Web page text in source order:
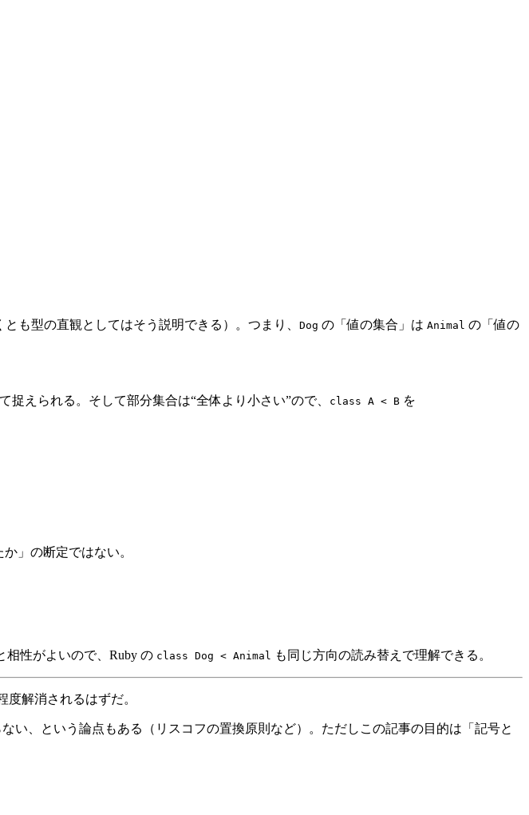
も型の直観としてはそう説明できる）。つまり、 Dog の「値の集合」は Animal の「値の
えられる。そして部分集合は“全体より小さい”ので、 class A < B を
か」の断定ではない。
相性がよいので、Ruby の class Dog < Animal も同じ方向の読み替えで理解できる。
度解消されるはずだ。
、という論点もある（リスコフの置換原則など）。ただしこの記事の目的は「記号と